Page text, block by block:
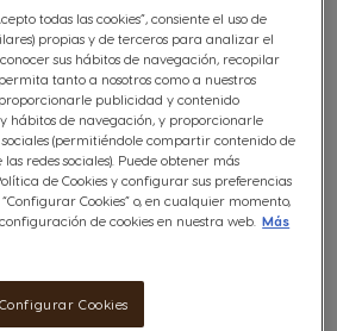
DOLCE
CÁPSULAS
INTENSIDAD 5
Dolce Gusto® Grande, una
de aromas de café recién
todas las cookies”, consiente el uso de
propias y de terceros para analizar el
sus hábitos de navegación, recopilar
tanto a nosotros como a nuestros
publicidad y contenido
hábitos de navegación, y proporcionarle
(permitiéndole compartir contenido de
redes sociales). Puede obtener más
de Cookies y configurar sus preferencias
Cookies” o, en cualquier momento,
de cookies en nuestra web. Más
Configurar Cookies